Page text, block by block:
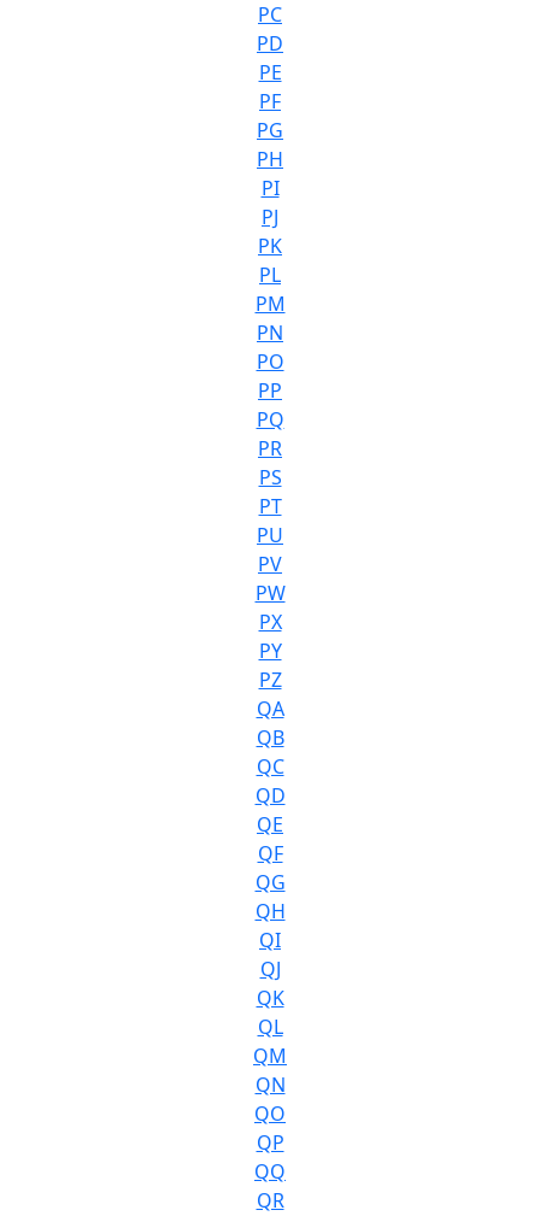
PC
PD
PE
PF
PG
PH
PI
PJ
PK
PL
PM
PN
PO
PP
PQ
PR
PS
PT
PU
PV
PW
PX
PY
PZ
QA
QB
QC
QD
QE
QF
QG
QH
QI
QJ
QK
QL
QM
QN
QO
QP
QQ
QR